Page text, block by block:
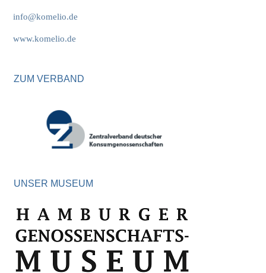
info@komelio.de
www.komelio.de
ZUM VERBAND
UNSER MUSEUM